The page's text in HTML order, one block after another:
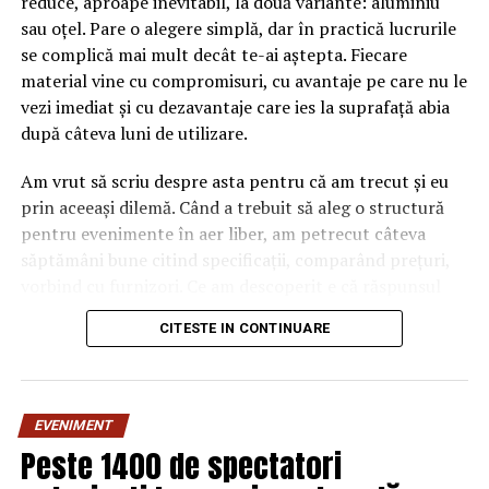
sau oțel. Pare o alegere simplă, dar în practică lucrurile
se complică mai mult decât te-ai aștepta. Fiecare
material vine cu compromisuri, cu avantaje pe care nu le
vezi imediat și cu dezavantaje care ies la suprafață abia
după câteva luni de utilizare.
Am vrut să scriu despre asta pentru că am trecut și eu
prin aceeași dilemă. Când a trebuit să aleg o structură
pentru evenimente în aer liber, am petrecut câteva
săptămâni bune citind specificații, comparând prețuri,
„corect” depinde mult de context, de cât de des muți
pavilionul și de ce condiții meteo ai de înfruntat.
materialului mai mult decât
CITESTE IN CONTINUARE
EVENIMENT
Peste 1400 de spectatori